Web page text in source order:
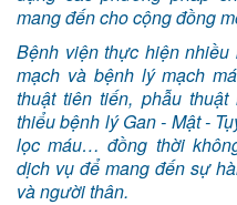
mang đến cho cộng đồng
Bệnh viện thực hiện
mạch và bệnh lý mạch
thuật tiên tiến, phẫu
thiểu bệnh lý Gan - Mật -
lọc máu… đồng thời
dịch vụ để mang đến sự
và người thân.